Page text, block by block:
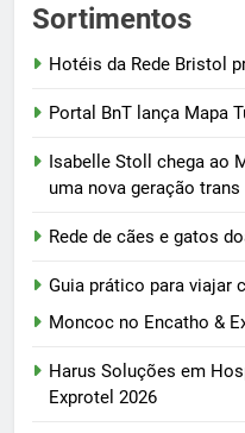
Sortimentos
Hotéis da Rede Bristol
Portal BnT lança Mapa
Isabelle Stoll chega ao
uma nova geração trans
Rede de cães e gatos
Guia prático para viajar
Moncoc no Encatho &
Harus Soluções em
Exprotel 2026